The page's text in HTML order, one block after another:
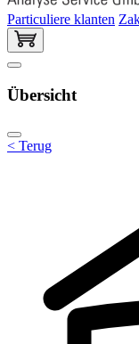
Particuliere klanten
Übersicht
< Terug